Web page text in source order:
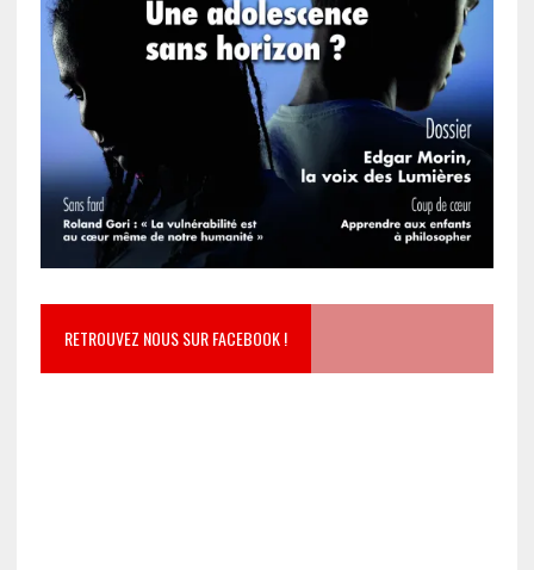
RETROUVEZ NOUS SUR FACEBOOK !